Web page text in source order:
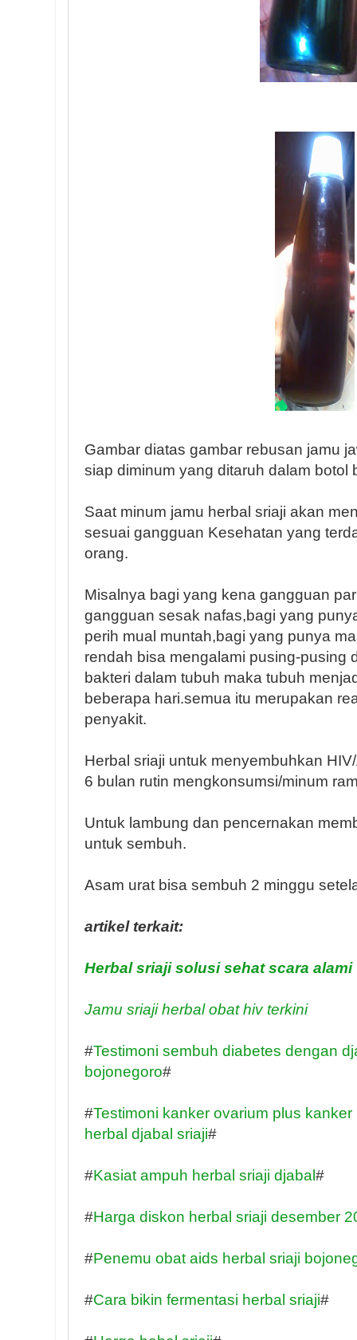
Gambar diatas gambar rebusan jamu
siap diminum yang ditaruh dalam botol
Saat minum jamu herbal sriaji akan
sesuai gangguan Kesehatan yang
orang.
Misalnya bagi yang kena gangguan
gangguan sesak nafas,bagi yang
perih mual muntah,bagi yang punya
rendah bisa mengalami pusing-pusing
bakteri dalam tubuh maka tubuh
beberapa hari.semua itu merupakan
penyakit.
Herbal sriaji untuk menyembuhkan
6 bulan rutin mengkonsumsi/minum
Untuk lambung dan pencernakan
untuk sembuh.
Asam urat bisa sembuh 2 minggu
artikel terkait:
Herbal sriaji solusi sehat scara alami
Jamu sriaji herbal obat hiv terkini
#Testimoni sembuh diabetes dengan
bojonegoro#
#Testimoni kanker ovarium plus
herbal djabal sriaji#
#Kasiat ampuh herbal sriaji djabal#
#Harga diskon herbal sriaji desember
#Penemu obat aids herbal sriaji
#Cara bikin fermentasi herbal sriaji#